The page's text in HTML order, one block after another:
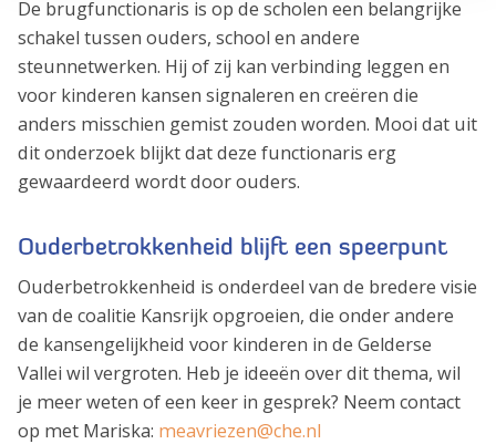
De brugfunctionaris is op de scholen een belangrijke
schakel tussen ouders, school en andere
steunnetwerken. Hij of zij kan verbinding leggen en
voor kinderen kansen signaleren en creëren die
anders misschien gemist zouden worden. Mooi dat uit
dit onderzoek blijkt dat deze functionaris erg
gewaardeerd wordt door ouders.
Ouderbetrokkenheid blijft een speerpunt
Ouderbetrokkenheid is onderdeel van de bredere visie
van de coalitie Kansrijk opgroeien, die onder andere
de kansengelijkheid voor kinderen in de Gelderse
Vallei wil vergroten. Heb je ideeën over dit thema, wil
je meer weten of een keer in gesprek? Neem contact
op met Mariska: meavriezen@che.nl